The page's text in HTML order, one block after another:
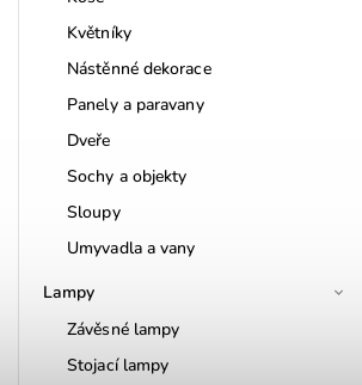
Květníky
Nástěnné dekorace
Panely a paravany
Dveře
Sochy a objekty
Sloupy
Umyvadla a vany
Lampy
Závěsné lampy
Stojací lampy